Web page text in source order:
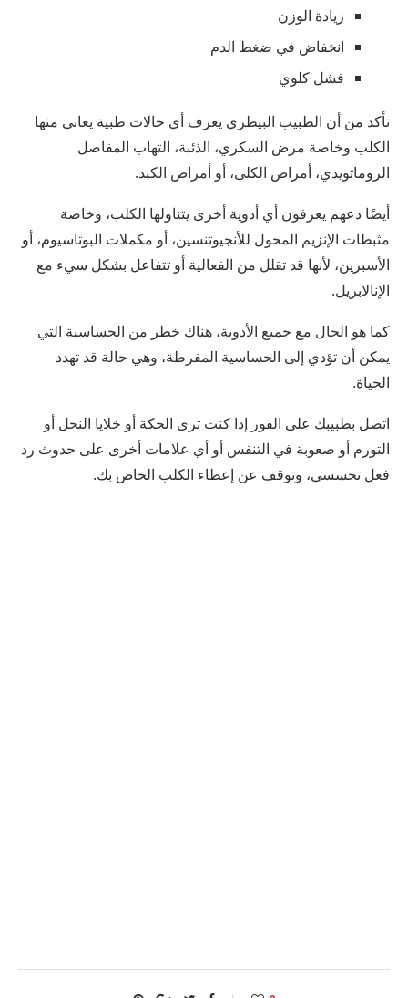
زيادة الوزن
انخفاض في ضغط الدم
فشل كلوي
تأكد من أن الطبيب البيطري يعرف أي حالات طبية يعاني منها
الكلب وخاصة مرض السكري، الذئبة، التهاب المفاصل
الروماتويدي، أمراض الكلى، أو أمراض الكبد.
أيضًا دعهم يعرفون أي أدوية أخرى يتناولها الكلب، وخاصة
مثبطات الإنزيم المحول للأنجيوتنسين، أو مكملات البوتاسيوم، أو
الأسبرين، لأنها قد تقلل من الفعالية أو تتفاعل بشكل سيء مع
الإنالابريل.
كما هو الحال مع جميع الأدوية، هناك خطر من الحساسية التي
يمكن أن تؤدي إلى الحساسية المفرطة، وهي حالة قد تهدد
الحياة.
اتصل بطبيبك على الفور إذا كنت ترى الحكة أو خلايا النحل أو
التورم أو صعوبة في التنفس أو أي علامات أخرى على حدوث رد
فعل تحسسي، وتوقف عن إعطاء الكلب الخاص بك.